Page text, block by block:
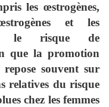
les œstrogènes,
et les
le risque de
que la promotion
souvent sur
relatives du risque
chez les femmes